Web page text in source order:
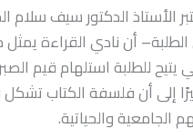
الأستاذ الدكتور سيف سلام
أن نادي القراءة يمثل
يتيح للطلبة استلهام قيم الصبر
إلى أن فلسفة الكتاب
الجامعية والحياتية.